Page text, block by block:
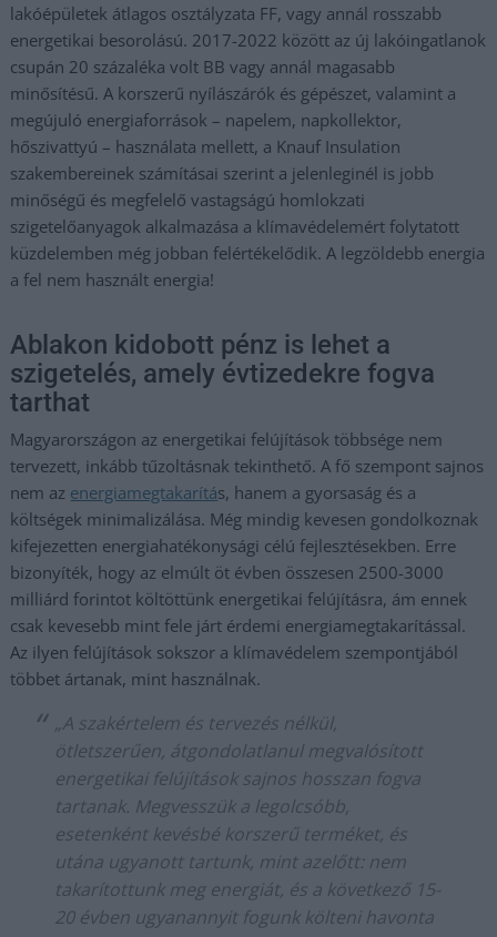
lakóépületek átlagos osztályzata FF, vagy annál rosszabb
energetikai besorolású. 2017-2022 között az új lakóingatlanok
csupán 20 százaléka volt BB vagy annál magasabb
minősítésű. A korszerű nyílászárók és gépészet, valamint a
megújuló energiaforrások – napelem, napkollektor,
hőszivattyú – használata mellett, a Knauf Insulation
szakembereinek számításai szerint a jelenleginél is jobb
minőségű és megfelelő vastagságú homlokzati
szigetelőanyagok alkalmazása a klímavédelemért folytatott
küzdelemben még jobban felértékelődik. A legzöldebb energia
a fel nem használt energia!
Ablakon kidobott pénz is lehet a
szigetelés, amely évtizedekre fogva
tarthat
Magyarországon az energetikai felújítások többsége nem
tervezett, inkább tűzoltásnak tekinthető. A fő szempont sajnos
nem az energiamegtakarítás, hanem a gyorsaság és a
költségek minimalizálása. Még mindig kevesen gondolkoznak
kifejezetten energiahatékonysági célú fejlesztésekben. Erre
bizonyíték, hogy az elmúlt öt évben összesen 2500-3000
milliárd forintot költöttünk energetikai felújításra, ám ennek
csak kevesebb mint fele járt érdemi energiamegtakarítással.
Az ilyen felújítások sokszor a klímavédelem szempontjából
többet ártanak, mint használnak.
„A szakértelem és tervezés nélkül,
ötletszerűen, átgondolatlanul megvalósított
energetikai felújítások sajnos hosszan fogva
tartanak. Megvesszük a legolcsóbb,
esetenként kevésbé korszerű terméket, és
utána ugyanott tartunk, mint azelőtt: nem
takarítottunk meg energiát, és a következő 15-
20 évben ugyanannyit fogunk költeni havonta